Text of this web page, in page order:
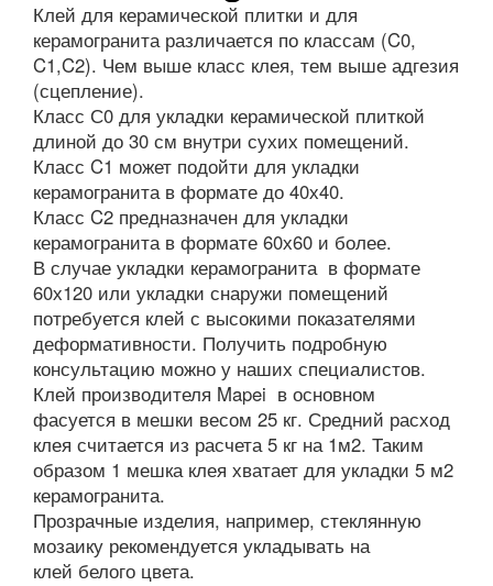
Клей для керамической плитки и для
керамогранита различается по классам (C0,
C1,C2). Чем выше класс клея, тем выше адгезия
(сцепление).
Класс С0 для укладки керамической плиткой
длиной до 30 см внутри сухих помещений.
Класс C1 может подойти для укладки
керамогранита в формате до 40х40.
Класс C2 предназначен для укладки
керамогранита в формате 60х60 и более.
В случае укладки керамогранита в формате
60х120 или укладки снаружи помещений
потребуется клей с высокими показателями
деформативности. Получить подробную
консультацию можно у наших специалистов.
Клей производителя Mapei в основном
фасуется в мешки весом 25 кг. Средний расход
клея считается из расчета 5 кг на 1м2. Таким
образом 1 мешка клея хватает для укладки 5 м2
керамогранита.
Прозрачные изделия, например, стеклянную
мозаику рекомендуется укладывать на
клей белого цвета.